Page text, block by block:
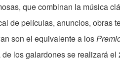
que combinan la música
de películas, anuncios, obras
son el equivalente a los
los galardones se realizará